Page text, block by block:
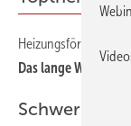
Heizungsförderung
Das lange Warten
Schwerpunkt